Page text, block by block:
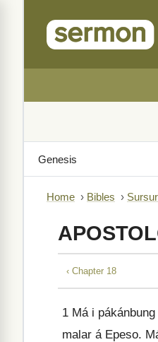
Home › Bibles ›
‹ Chapter 18
1 Má i
malar á Epeso.